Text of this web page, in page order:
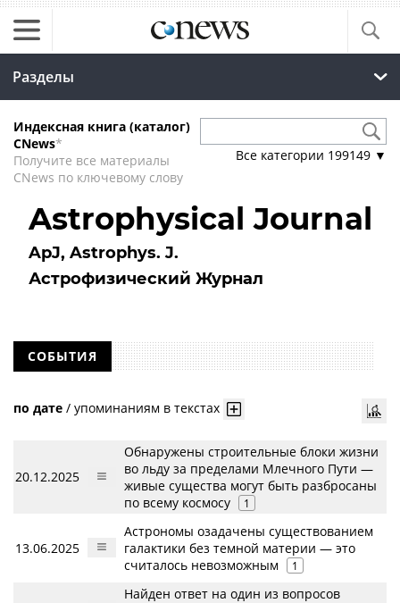
Разделы
Индексная книга (каталог)
CNews*
Получите все материалы
CNews по ключевому слову
Все категории 199149 ▼
Astrophysical Journal
ApJ, Astrophys. J.
Астрофизический Журнал
СОБЫТИЯ
по дате / упоминаниям в текстах
20.12.2025
Обнаружены строительные блоки жизни
во льду за пределами Млечного Пути —
живые существа могут быть разбросаны
по всему космосу
1
13.06.2025
Астрономы озадачены существованием
галактики без темной материи — это
считалось невозможным
1
Найден ответ на один из вопросов